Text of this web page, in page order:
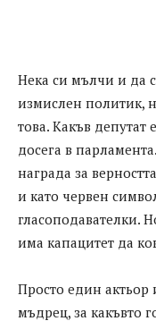
Нека си мълчи и да
измислен политик,
това. Какъв
досега в
награда за
и като червен
гласоподавателки.
има капацитет да
Просто един актьор
мъдрец, за какъвто